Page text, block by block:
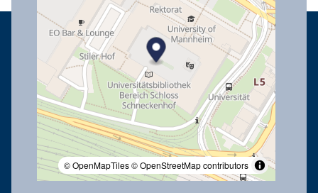
© OpenMapTiles© OpenStreetMap contributors